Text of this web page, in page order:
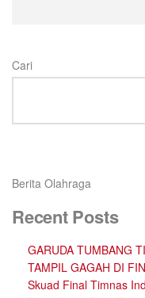
Cari
Berita Olahraga
Recent Posts
GARUDA TUMBANG
TAMPIL GAGAH DI
Skuad Final Timnas